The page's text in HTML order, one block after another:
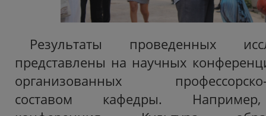
Результаты проведенных
представлены на научных
организованных профессорско-
составом кафедры.